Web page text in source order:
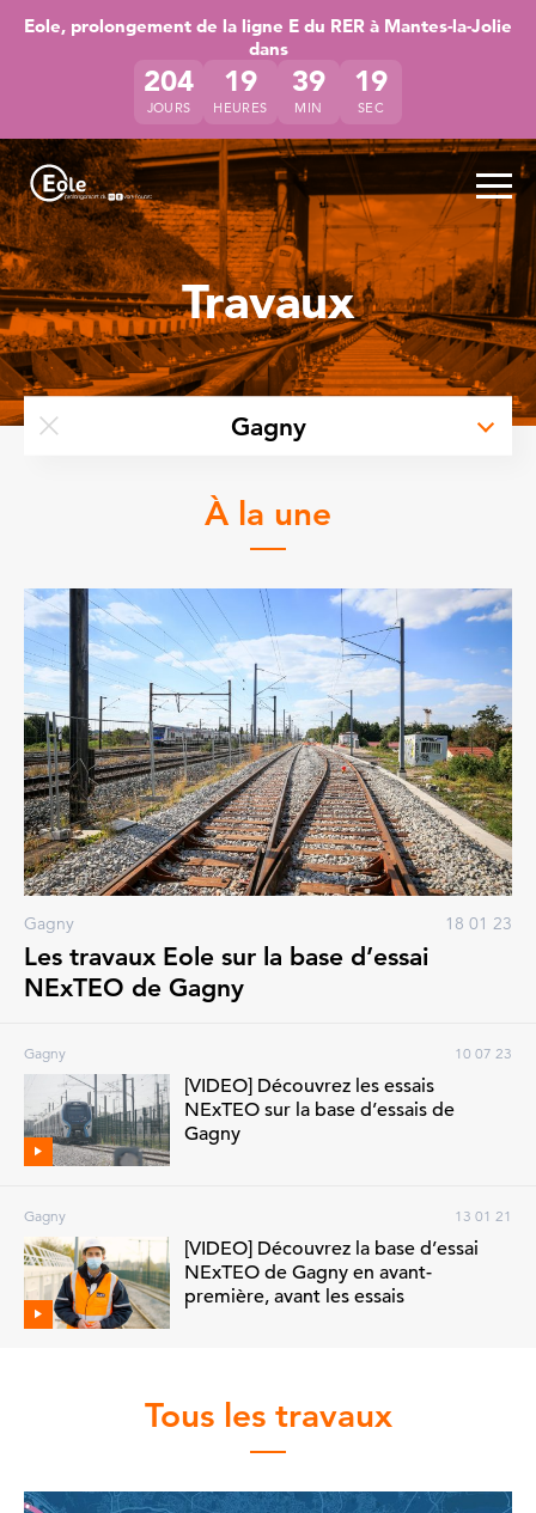
Accéder directement au contenu de la page
Accéder à la navigation principale
Accéder à la recherche
Eole, prolongement de la ligne E du RER à Mantes-la-Jolie
dans
204
JOURS
19
HEURES
39
MIN
18
SEC
Travauxà
Retirer le filtre par lieuGagny
À la une
Gagny 18 01 23
Les travaux Eole sur la base d’essai
NExTEO de Gagny
Gagny 10 07 23
[VIDEO] Découvrez les essais
NExTEO sur la base d’essais de
Gagny
Gagny 13 01 21
[VIDEO] Découvrez la base d’essai
NExTEO de Gagny en avant-
première, avant les essais
Tous les travaux